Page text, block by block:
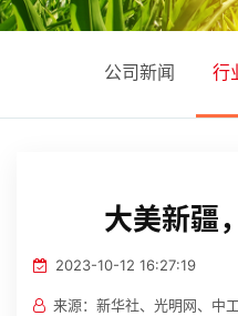
服务与支持
公司新闻 行
大美新疆
2023-10-12 16:27:19
来源：新华社、光明网、中